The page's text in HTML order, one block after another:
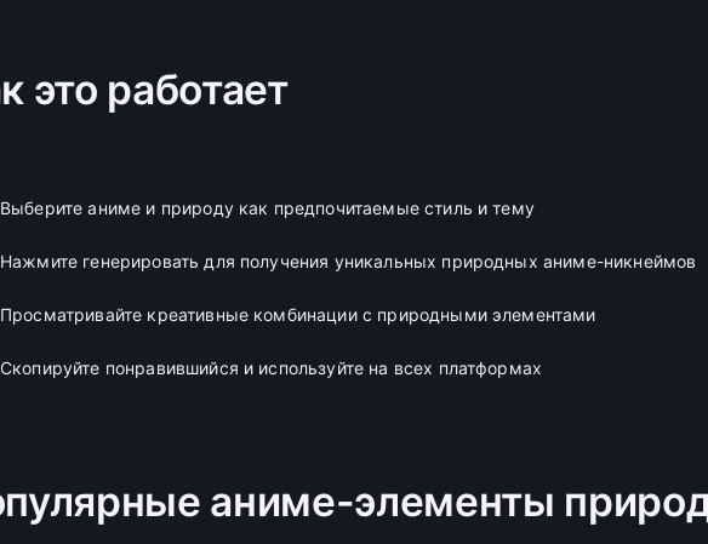
это работает
Выберите аниме и природу как предпочитаемые стиль и тему
Нажмите генерировать для получения уникальных природных аниме-никнеймов
Просматривайте креативные комбинации с природными элементами
Скопируйте понравившийся и используйте на всех платформах
аниме-элементы